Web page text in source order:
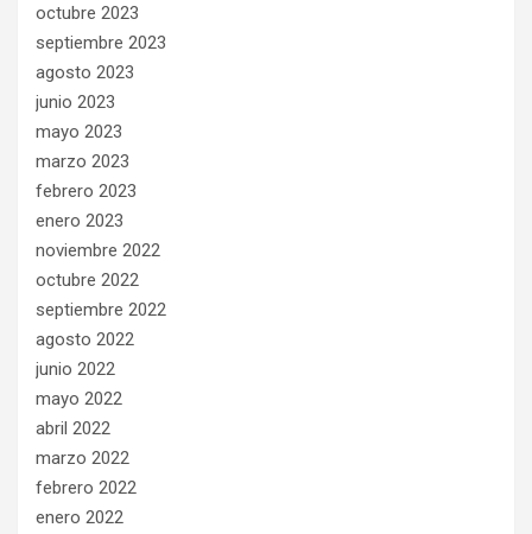
octubre 2023
septiembre 2023
agosto 2023
junio 2023
mayo 2023
marzo 2023
febrero 2023
enero 2023
noviembre 2022
octubre 2022
septiembre 2022
agosto 2022
junio 2022
mayo 2022
abril 2022
marzo 2022
febrero 2022
enero 2022